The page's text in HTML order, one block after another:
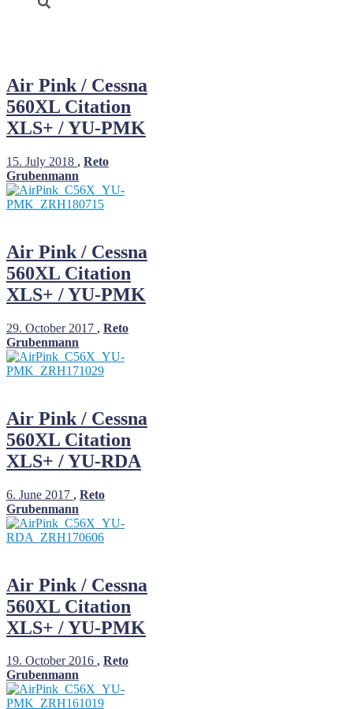
Air Pink / Cessna
560XL Citation
XLS+ / YU-PMK
15. July 2018 , Reto
Grubenmann
Air Pink / Cessna
560XL Citation
XLS+ / YU-PMK
29. October 2017 , Reto
Grubenmann
Air Pink / Cessna
560XL Citation
XLS+ / YU-RDA
6. June 2017 , Reto
Grubenmann
Air Pink / Cessna
560XL Citation
XLS+ / YU-PMK
19. October 2016 , Reto
Grubenmann